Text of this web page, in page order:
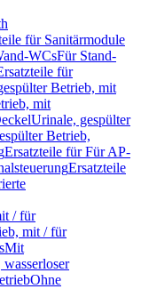
für Sanitärmodule
WCsFür Stand-
für
Betrieb, mit
mit
Urinale, gespülter
Betrieb,
Ersatzteile für Für AP-
Ersatzteile
/ für
mit / für
Mit
Ohne